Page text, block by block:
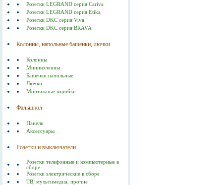
Розетки LEGRAND серия Cariva
Розетки LEGRAND серия Etika
Розетки DKC серия Viva
Розетки DKC серия BRAVA
Колонны, напольные башенки, лючки
Колонны
Миниколонны
Башенки напольные
Лючки
Монтажные коробки
Фальшпол
Панели
Аксессуары
Розетки и выключатели
Розетки телефонные и компьютерные в
сборе
Розетки электрические в сборе
ТВ, мультимедиа, прочие